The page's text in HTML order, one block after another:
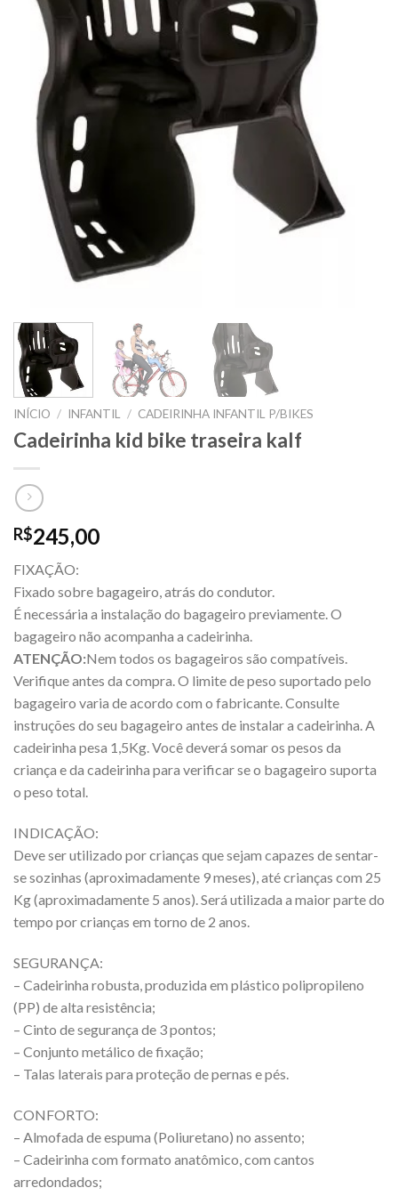
INÍCIO / INFANTIL / CADEIRINHA INFANTIL P/BIKES
Cadeirinha kid bike traseira kalf
R$245,00
FIXAÇÃO:
Fixado sobre bagageiro, atrás do condutor.
É necessária a instalação do bagageiro previamente. O
bagageiro não acompanha a cadeirinha.
ATENÇÃO:Nem todos os bagageiros são compatíveis.
Verifique antes da compra. O limite de peso suportado pelo
bagageiro varia de acordo com o fabricante. Consulte
instruções do seu bagageiro antes de instalar a cadeirinha. A
cadeirinha pesa 1,5Kg. Você deverá somar os pesos da
criança e da cadeirinha para verificar se o bagageiro suporta
o peso total.
INDICAÇÃO:
Deve ser utilizado por crianças que sejam capazes de sentar-
se sozinhas (aproximadamente 9 meses), até crianças com 25
Kg (aproximadamente 5 anos). Será utilizada a maior parte do
tempo por crianças em torno de 2 anos.
SEGURANÇA:
– Cadeirinha robusta, produzida em plástico polipropileno
(PP) de alta resistência;
– Cinto de segurança de 3 pontos;
– Conjunto metálico de fixação;
– Talas laterais para proteção de pernas e pés.
CONFORTO:
– Almofada de espuma (Poliuretano) no assento;
– Cadeirinha com formato anatômico, com cantos
arredondados;